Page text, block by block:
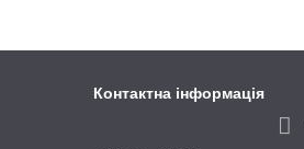
Контактна інформація